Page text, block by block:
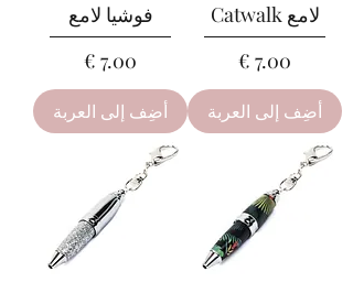
لامع Catwalk
السعر
أضِف إلى العربة
فوشيا لامع
السعر
أضِف إلى العربة